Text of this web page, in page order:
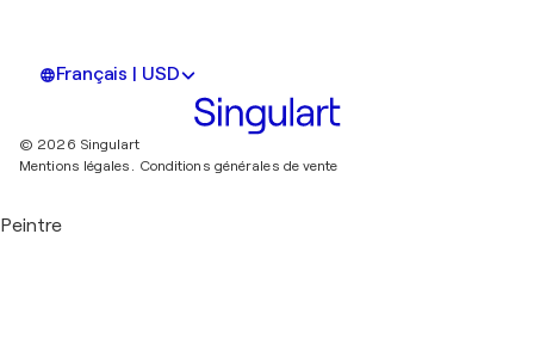
Français | USD
© 2026 Singulart
Mentions légales. Conditions générales de vente
Peintre